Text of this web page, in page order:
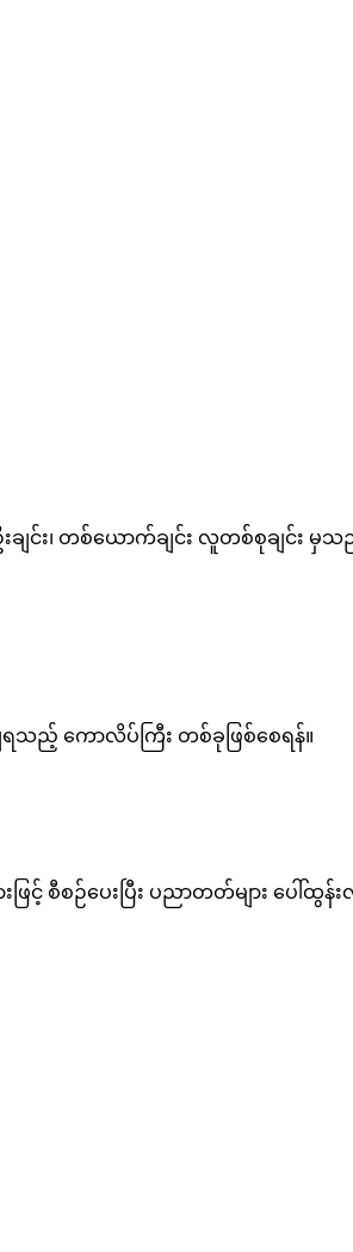
ချင်း၊ တစ်ယောက်ချင်း လူတစ်စုချင်း
ရသည့် ကောလိပ်ကြီး တစ်ခုဖြစ်စေရန်။
စီစဉ်ပေးပြီး ပညာတတ်များ ပေါ်ထွန်း